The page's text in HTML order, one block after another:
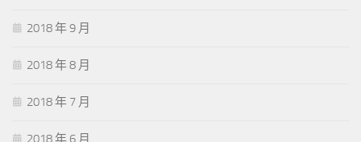
2018 年 9 月
2018 年 8 月
2018 年 7 月
2018 年 6 月